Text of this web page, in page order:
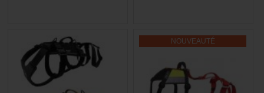
NOUVEAUTÉ